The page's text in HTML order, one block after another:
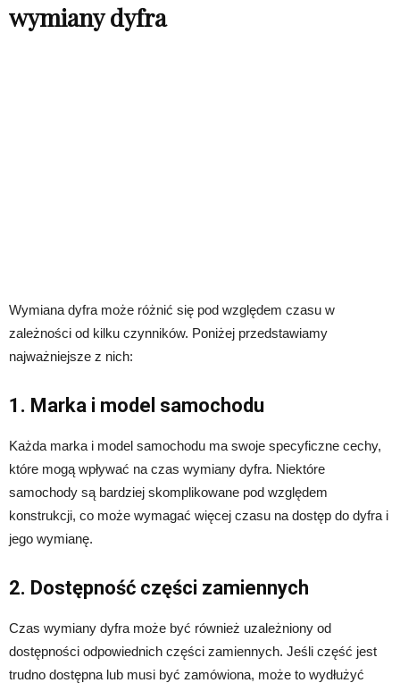
wymiany dyfra
Wymiana dyfra może różnić się pod względem czasu w
zależności od kilku czynników. Poniżej przedstawiamy
najważniejsze z nich:
1. Marka i model samochodu
Każda marka i model samochodu ma swoje specyficzne cechy,
które mogą wpływać na czas wymiany dyfra. Niektóre
samochody są bardziej skomplikowane pod względem
konstrukcji, co może wymagać więcej czasu na dostęp do dyfra i
jego wymianę.
2. Dostępność części zamiennych
Czas wymiany dyfra może być również uzależniony od
dostępności odpowiednich części zamiennych. Jeśli część jest
trudno dostępna lub musi być zamówiona, może to wydłużyć